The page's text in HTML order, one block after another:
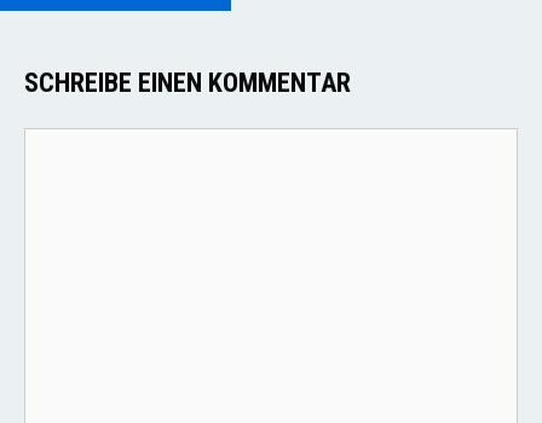
SCHREIBE EINEN KOMMENTAR